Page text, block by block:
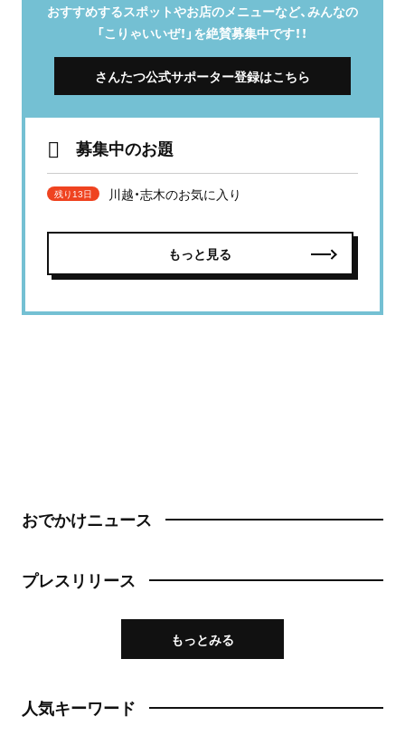
おすすめするスポットやお店のメニューなど、みんなの
「こりゃいいぜ！」を絶賛募集中です！！
さんたつ公式サポーター登録はこちら
募集中のお題
残り13日 川越・志木のお気に入り
もっと見る
おでかけニュース
プレスリリース
もっとみる
人気キーワード